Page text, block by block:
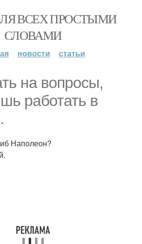
ВСЕХ ПРОСТЫМИ
СЛОВАМИ
новости статьи
на вопросы,
работать в
Наполеон?